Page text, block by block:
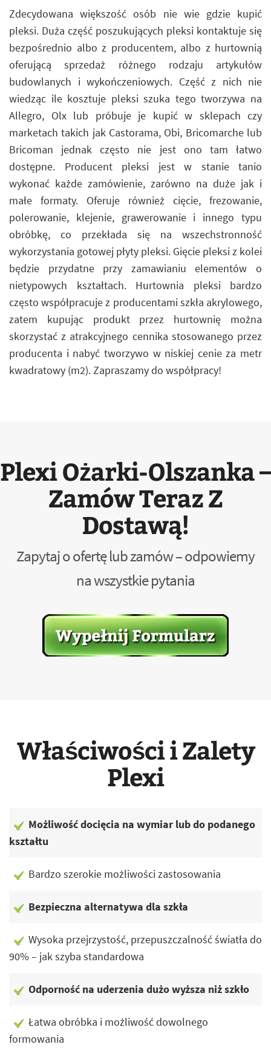
Zdecydowana większość osób nie wie gdzie kupić
pleksi. Duża część poszukujących pleksi kontaktuje się
bezpośrednio albo z producentem, albo z hurtownią
oferującą sprzedaż różnego rodzaju artykułów
budowlanych i wykończeniowych. Część z nich nie
wiedząc ile kosztuje pleksi szuka tego tworzywa na
Allegro, Olx lub próbuje je kupić w sklepach czy
marketach takich jak Castorama, Obi, Bricomarche lub
Bricoman jednak często nie jest ono tam łatwo
dostępne. Producent pleksi jest w stanie tanio
wykonać każde zamówienie, zarówno na duże jak i
małe formaty. Oferuje również cięcie, frezowanie,
polerowanie, klejenie, grawerowanie i innego typu
obróbkę, co przekłada się na wszechstronność
wykorzystania gotowej płyty pleksi. Gięcie pleksi z kolei
będzie przydatne przy zamawianiu elementów o
nietypowych kształtach. Hurtownia pleksi bardzo
często współpracuje z producentami szkła akrylowego,
zatem kupując produkt przez hurtownię można
skorzystać z atrakcyjnego cennika stosowanego przez
producenta i nabyć tworzywo w niskiej cenie za metr
kwadratowy (m2). Zapraszamy do współpracy!
Plexi Ożarki-Olszanka –
Zamów Teraz Z
Dostawą!
Zapytaj o ofertę lub zamów – odpowiemy
na wszystkie pytania
Właściwości i Zalety
Plexi
Możliwość docięcia na wymiar lub do podanego
kształtu
Bardzo szerokie możliwości zastosowania
Bezpieczna alternatywa dla szkła
Wysoka przejrzystość, przepuszczalność światła do
90% – jak szyba standardowa
Odporność na uderzenia dużo wyższa niż szkło
Łatwa obróbka i możliwość dowolnego
formowania